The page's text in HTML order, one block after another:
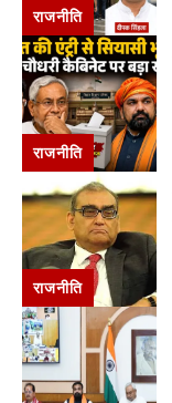
राजनीति
राजनीति
राजनीति